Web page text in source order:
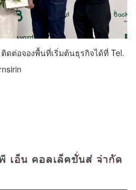
ดต่อจองพื้นที่เริ่มต้นธุรกิจได้ที่ Tel.